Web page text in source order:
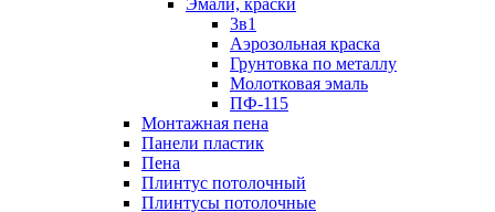
Эмали, краски
3в1
Аэрозольная краска
Грунтовка по металлу
Молотковая эмаль
ПФ-115
Монтажная пена
Панели пластик
Пена
Плинтус потолочный
Плинтусы потолочные